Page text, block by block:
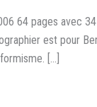
64 pages avec 34
est pour
[…]